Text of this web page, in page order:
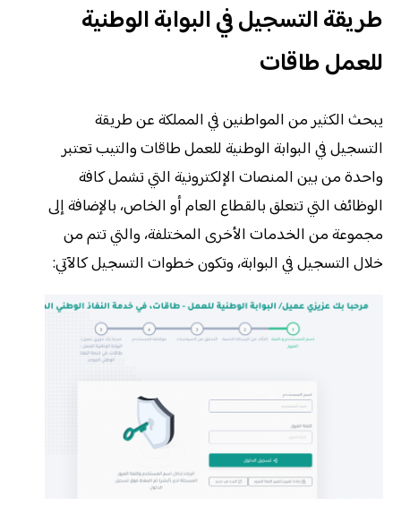
طريقة التسجيل في البوابة الوطنية
للعمل طاقات
يبحث الكثير من المواطنين في المملكة عن طريقة
التسجيل في البوابة الوطنية للعمل طاقات والتيب تعتبر
واحدة من بين المنصات الإلكترونية التي تشمل كافة
الوظائف التي تتعلق بالقطاع العام أو الخاص، بالإضافة إلى
مجموعة من الخدمات الأخرى المختلفة، والتي تتم من
خلال التسجيل في البوابة، وتكون خطوات التسجيل كالآتي: